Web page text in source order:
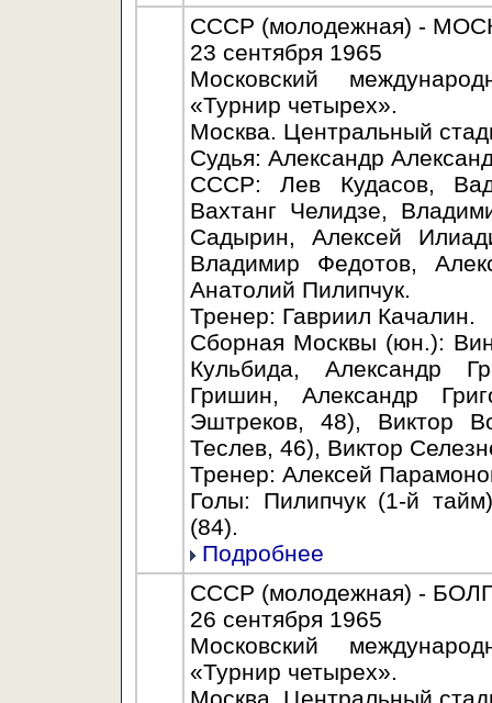
СССР (молодежная) -
23 сентября 1965
Московский
«Турнир четырех».
Москва. Центральный
Судья: Александр
СССР: Лев Кудасов,
Вахтанг Челидзе,
Садырин, Алексей
Владимир Федотов,
Анатолий Пилипчук.
Тренер: Гавриил Качалин.
Сборная Москвы (юн.):
Кульбида, Александр
Гришин, Александр
Эштреков, 48), Виктор
Теслев, 46), Виктор
Тренер: Алексей
Голы: Пилипчук (1-й
(84).
Подробнее
СССР (молодежная) -
26 сентября 1965
Московский
«Турнир четырех».